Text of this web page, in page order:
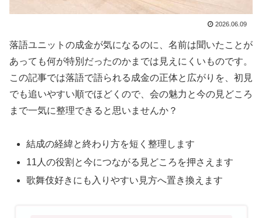
2026.06.09
落語ユニットの成金が気になるのに、名前は聞いたことが
あっても何が特別だったのかまでは見えにくいものです。
この記事では落語で語られる成金の正体と広がりを、初見
でも追いやすい順でほどくので、会の魅力と今の見どころ
まで一気に整理できると思いませんか？
結成の経緯と終わり方を短く整理します
11人の役割と今につながる見どころを押さえます
歌舞伎好きにも入りやすい見方へ置き換えます